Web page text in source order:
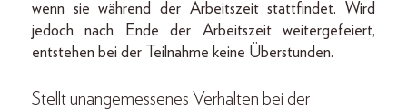
wenn sie während der Arbeitszeit stattfindet. Wird
jedoch nach Ende der Arbeitszeit weitergefeiert,
entstehen bei der Teilnahme keine Überstunden.
Stellt unangemessenes Verhalten bei der